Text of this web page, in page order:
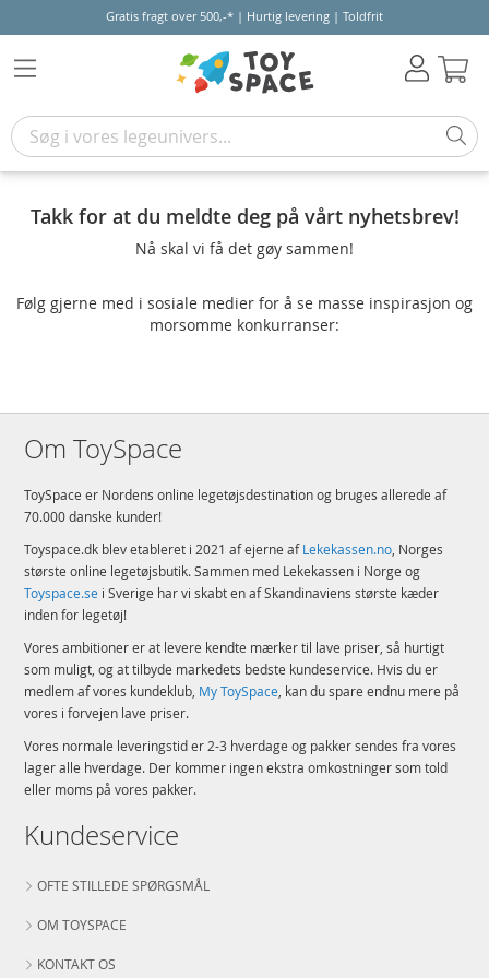
Gratis fragt over 500,-* | Hurtig levering | Toldfrit
Takk for at du meldte deg på vårt nyhetsbrev!
Nå skal vi få det gøy sammen!
Følg gjerne med i sosiale medier for å se masse inspirasjon og
morsomme konkurranser:
Om ToySpace
ToySpace er Nordens online legetøjsdestination og bruges allerede af
70.000 danske kunder!
Toyspace.dk blev etableret i 2021 af ejerne afLekekassen.no , Norges
største online legetøjsbutik. Sammen med Lekekassen i Norge og
Toyspace.se i Sverige har vi skabt en af Skandinaviens største kæder
inden for legetøj!
Vores ambitioner er at levere kendte mærker til lave priser, så hurtigt
som muligt, og at tilbyde markedets bedste kundeservice. Hvis du er
medlem af vores kundeklub, My ToySpace , kan du spare endnu mere på
vores i forvejen lave priser.
Vores normale leveringstid er 2-3 hverdage og pakker sendes fra vores
lager alle hverdage. Der kommer ingen ekstra omkostninger som told
eller moms på vores pakker.
Kundeservice
OFTE STILLEDE SPØRGSMÅL
OM TOYSPACE
KONTAKT OS